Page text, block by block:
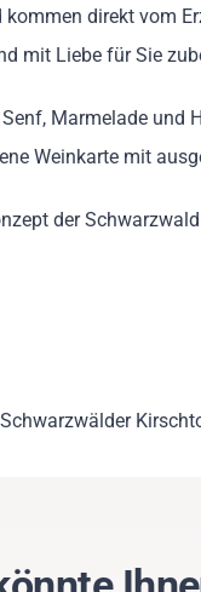
direkt vom
mit Liebe für Sie
Marmelade
Weinkarte mit
der